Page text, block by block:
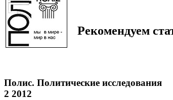
Рекомендуем
Полис. Политические исследования
2 2012